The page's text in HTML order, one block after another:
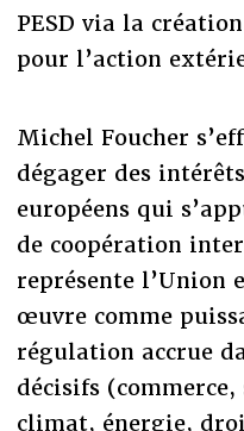
PESD via la
pour l’action
Michel Foucher
dégager des
européens qui
de coopération
représente l’Union
œuvre comme
régulation accrue
décisifs
climat, énergie,